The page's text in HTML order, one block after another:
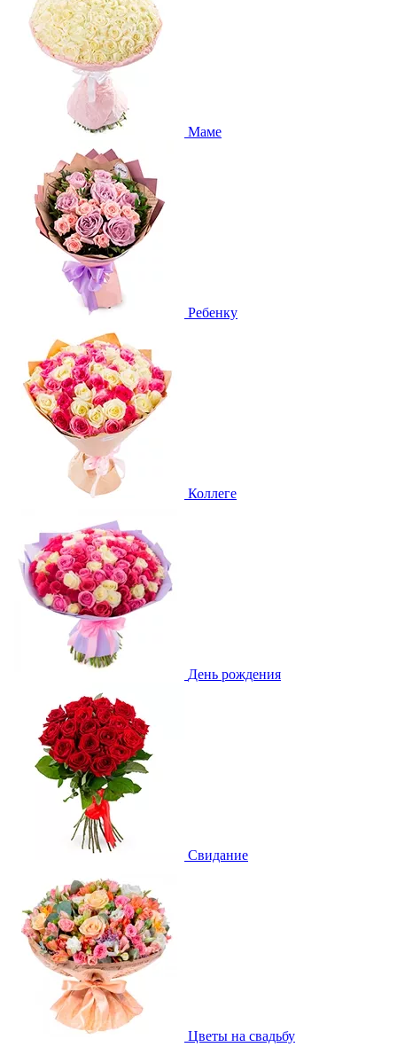
Маме
Ребенку
Коллеге
День рождения
Свидание
Цветы на свадьбу